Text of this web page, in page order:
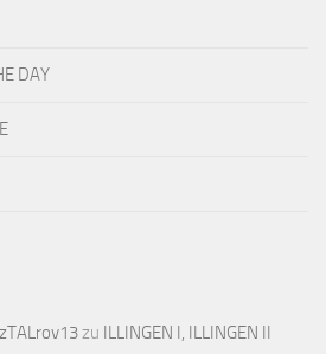
DAY
zu ILLINGEN I, ILLINGEN II